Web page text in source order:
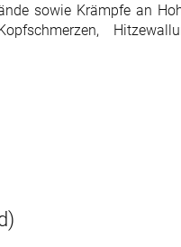
sowie Krämpfe an